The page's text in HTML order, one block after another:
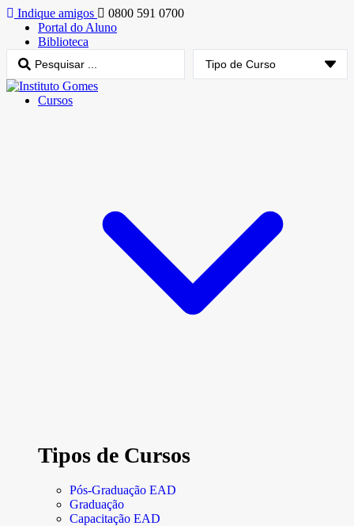
Indique amigos
0800 591 0700
Portal do Aluno
Biblioteca
Cursos
Tipos de Cursos
Pós-Graduação EAD
Graduação
Capacitação EAD